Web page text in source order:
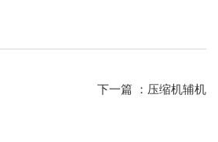
下一篇 ： 压缩机辅机